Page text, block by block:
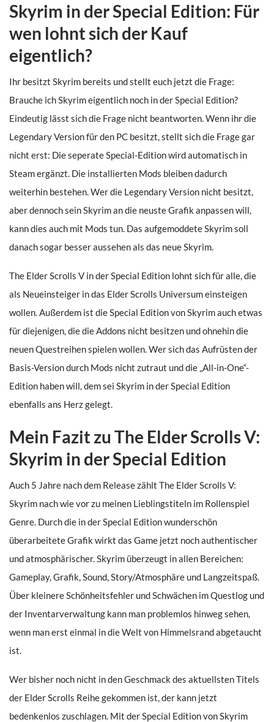
Skyrim in der Special Edition: Für
wen lohnt sich der Kauf
eigentlich?
Ihr besitzt Skyrim bereits und stellt euch jetzt die Frage:
Brauche ich Skyrim eigentlich noch in der Special Edition?
Eindeutig lässt sich die Frage nicht beantworten. Wenn ihr die
Legendary Version für den PC besitzt, stellt sich die Frage gar
nicht erst: Die seperate Special-Edition wird automatisch in
Steam ergänzt. Die installierten Mods bleiben dadurch
weiterhin bestehen. Wer die Legendary Version nicht besitzt,
aber dennoch sein Skyrim an die neuste Grafik anpassen will,
kann dies auch mit Mods tun. Das aufgemoddete Skyrim soll
danach sogar besser aussehen als das neue Skyrim.
The Elder Scrolls V in der Special Edition lohnt sich für alle, die
als Neueinsteiger in das Elder Scrolls Universum einsteigen
wollen. Außerdem ist die Special Edition von Skyrim auch etwas
für diejenigen, die die Addons nicht besitzen und ohnehin die
neuen Questreihen spielen wollen. Wer sich das Aufrüsten der
Basis-Version durch Mods nicht zutraut und die „All-in-One“-
Edition haben will, dem sei Skyrim in der Special Edition
ebenfalls ans Herz gelegt.
Mein Fazit zu The Elder Scrolls V:
Skyrim in der Special Edition
Auch 5 Jahre nach dem Release zählt The Elder Scrolls V:
Skyrim nach wie vor zu meinen Lieblingstiteln im Rollenspiel
Genre. Durch die in der Special Edition wunderschön
überarbeitete Grafik wirkt das Game jetzt noch authentischer
und atmosphärischer. Skyrim überzeugt in allen Bereichen:
Gameplay, Grafik, Sound, Story/Atmosphäre und Langzeitspaß.
Über kleinere Schönheitsfehler und Schwächen im Questlog und
der Inventarverwaltung kann man problemlos hinweg sehen,
wenn man erst einmal in die Welt von Himmelsrand abgetaucht
ist.
Wer bisher noch nicht in den Geschmack des aktuellsten Titels
der Elder Scrolls Reihe gekommen ist, der kann jetzt
bedenkenlos zuschlagen. Mit der Special Edition von Skyrim